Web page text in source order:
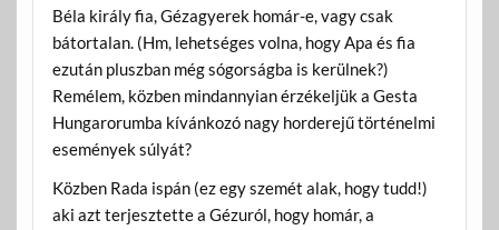
Béla király fia, Gézagyerek homár-e, vagy csak
bátortalan. (Hm, lehetséges volna, hogy Apa és fia
ezután pluszban még sógorságba is kerülnek?)
Remélem, közben mindannyian érzékeljük a Gesta
Hungarorumba kívánkozó nagy horderejű történelmi
események súlyát?
Közben Rada ispán (ez egy szemét alak, hogy tudd!)
aki azt terjesztette a Gézuról, hogy homár, a